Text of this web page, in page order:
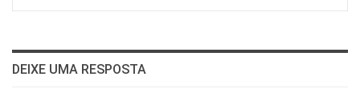
DEIXE UMA RESPOSTA